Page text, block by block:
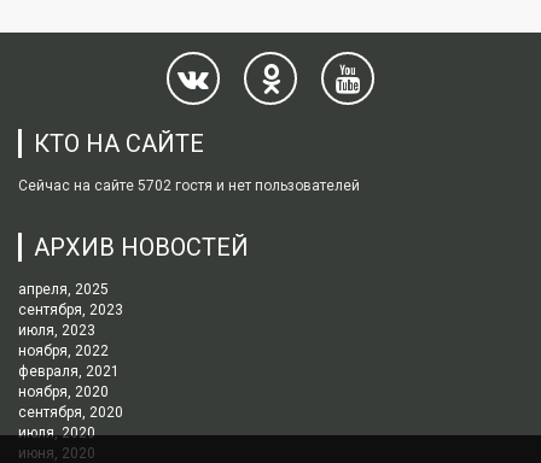
КТО НА САЙТЕ
Сейчас на сайте 5702 гостя и нет пользователей
АРХИВ НОВОСТЕЙ
апреля, 2025
сентября, 2023
июля, 2023
ноября, 2022
февраля, 2021
ноября, 2020
сентября, 2020
июля, 2020
июня, 2020